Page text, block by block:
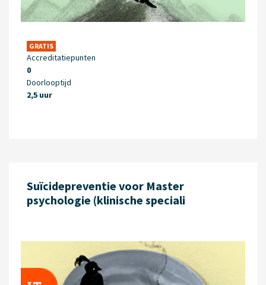
GRATIS
Accreditatiepunten
0
Doorlooptijd
2,5 uur
Suïcidepreventie voor Master
psychologie (klinische speciali